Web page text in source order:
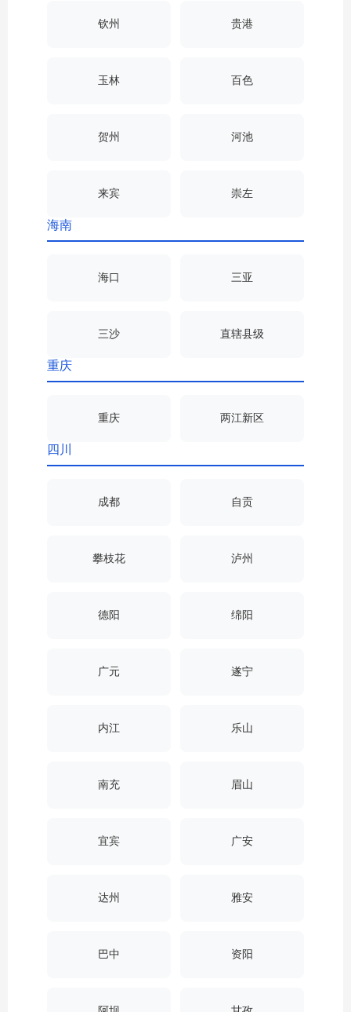
钦州 贵港
玉林 百色
贺州 河池
来宾 崇左
海南
海口 三亚
三沙 直辖县级
重庆
重庆 两江新区
四川
成都 自贡
攀枝花 泸州
德阳 绵阳
广元 遂宁
内江 乐山
南充 眉山
宜宾 广安
达州 雅安
巴中 资阳